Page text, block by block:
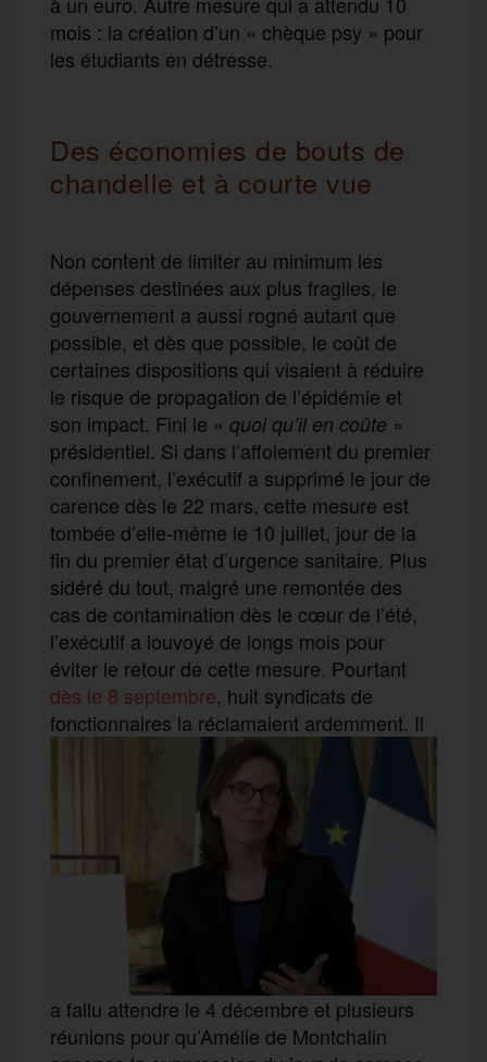
mois : la création d’un « chèque psy » pour
les étudiants en détresse.
Des économies de bouts de
chandelle et à courte vue
Non content de limiter au minimum les
dépenses destinées aux plus fragiles, le
gouvernement a aussi rogné autant que
possible, et dès que possible, le coût de
certaines dispositions qui visaient à réduire
le risque de propagation de l’épidémie et
son impact. Fini le « quoi qu’il en coûte »
présidentiel. Si dans l’affolement du premier
confinement, l’exécutif a supprimé le jour de
carence dès le 22 mars, cette mesure est
tombée d’elle-même le 10 juillet, jour de la
fin du premier état d’urgence sanitaire. Plus
sidéré du tout, malgré une remontée des
cas de contamination dès le cœur de l’été,
l’exécutif a louvoyé de longs mois pour
éviter le retour de cette mesure. Pourtant
dès le 8 septembre, huit syndicats de
fonctionnaires la réclamaient ardemment. Il
a fallu attendre le 4 décembre et plusieurs
réunions pour qu’Amélie de Montchalin